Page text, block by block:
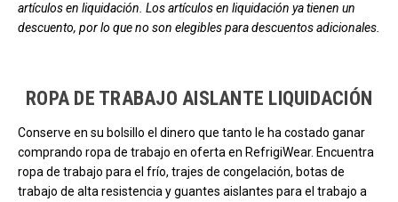
artículos en liquidación. Los artículos en liquidación ya tienen un
descuento, por lo que no son elegibles para descuentos adicionales.
ROPA DE TRABAJO AISLANTE LIQUIDACIÓN
Conserve en su bolsillo el dinero que tanto le ha costado ganar
comprando ropa de trabajo en oferta en RefrigiWear. Encuentra
ropa de trabajo para el frío, trajes de congelación, botas de
trabajo de alta resistencia y guantes aislantes para el trabajo a